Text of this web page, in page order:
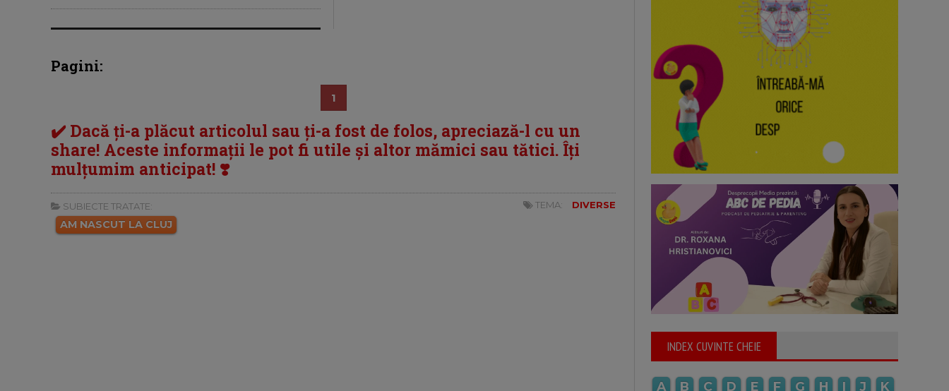
Pagini:
1
✔️ Dacă ți-a plăcut articolul sau ți-a fost de folos, apreciază-l cu un
share! Aceste informații le pot fi utile și altor mămici sau tătici. Îți
mulțumim anticipat! ❣️
SUBIECTE TRATATE:
AM NASCUT LA CLUJ
TEMA: DIVERSE
INDEX CUVINTE CHEIE
A B C D E F G H I J
K